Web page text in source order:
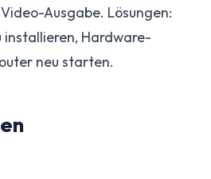
Ausgabe. Lösungen:
installieren, Hardware-
neu starten.